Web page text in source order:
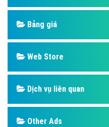
Bảng giá
Web Store
Dịch vụ liên quan
Other Ads